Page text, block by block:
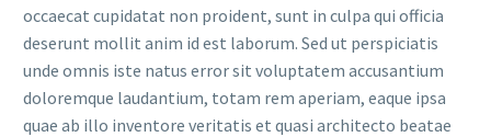
occaecat cupidatat non proident, sunt in culpa qui officia
deserunt mollit anim id est laborum. Sed ut perspiciatis
unde omnis iste natus error sit voluptatem accusantium
doloremque laudantium, totam rem aperiam, eaque ipsa
quae ab illo inventore veritatis et quasi architecto beatae